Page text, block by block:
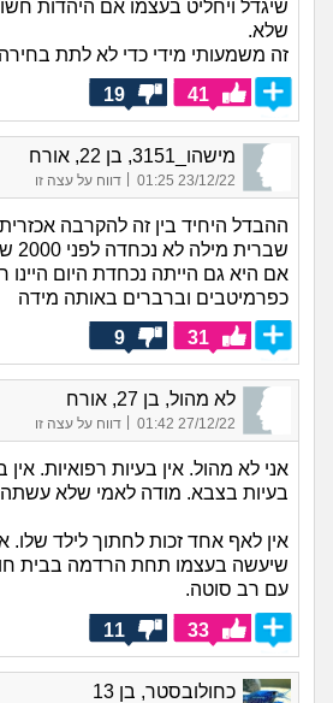
שיגדל ויחליט בעצמו אם היהדות
שלא.
זה משמעותי מידי כדי לא לתת
41
19
מישהו_3151, בן 22, אורח
23/12/22 01:25 דווח על עצה זו
ההבדל היחיד בין זה להקרבה
שברית מילה לא נכחדה לפני 2000 שנים
אם היא גם הייתה נכחדת היום היינו
כפרמיטבים וברברים באותה מידה
31
9
לא מהול, בן 27, אורח
27/12/22 01:42 דווח על עצה זו
אני לא מהול. אין בעיות רפואיות. אין
בעיות בצבא. מודה לאמי שלא
אין לאף אחד זכות לחתוך לילד שלו.
שיעשה בעצמו תחת הרדמה בבית
עם רב סוטה.
33
11
כחולובסטר, בן 13